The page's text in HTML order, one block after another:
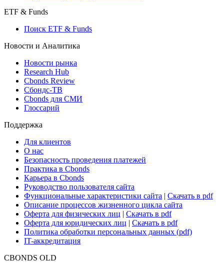
ETF & Funds
Поиск ETF & Funds
Новости и Аналитика
Новости рынка
Research Hub
Cbonds Review
Сбондс-ТВ
Cbonds для СМИ
Глоссарий
Поддержка
Для клиентов
О нас
Безопасность проведения платежей
Практика в Cbonds
Карьера в Cbonds
Руководство пользователя сайта
Функциональные характеристики сайта | Скачать в pdf
Описание процессов жизненного цикла сайта
Оферта для физических лиц | Скачать в pdf
Оферта для юридических лиц | Скачать в pdf
Политика обработки персональных данных (pdf)
IT-аккредитация
CBONDS OLD